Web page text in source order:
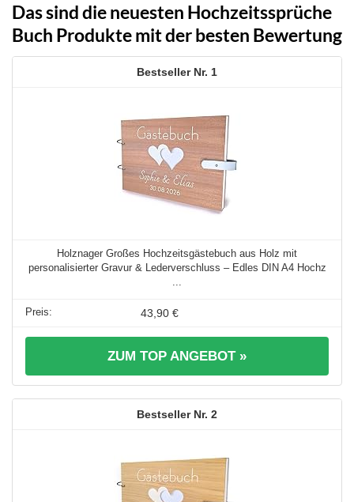
Das sind die neuesten Hochzeitssprüche
Buch Produkte mit der besten Bewertung
1
Holznager Großes Hochzeitsgästebuch aus Holz mit
personalisierter Gravur & Lederverschluss – Edles DIN A4 Hochz
43,90 €
ZUM TOP ANGEBOT »
2